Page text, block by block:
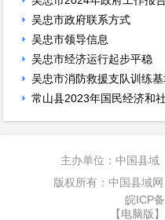
吴忠市政府联系方式
吴忠市领导信息
吴忠市经济运行起步平稳
吴忠市消防救援支队训练
常山县2023年国民经济和
主办单位：中国县
版权所有：中国县域
皖ICP
【电脑版】